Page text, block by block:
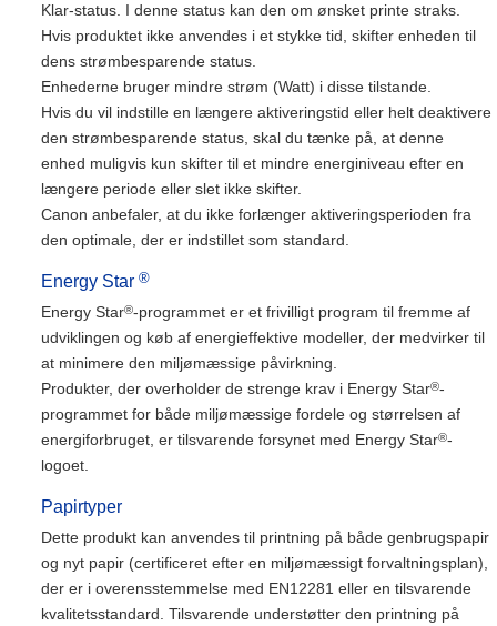
Klar-status. I denne status kan den om ønsket printe straks.
Hvis produktet ikke anvendes i et stykke tid, skifter enheden til
dens strømbesparende status.
Enhederne bruger mindre strøm (Watt) i disse tilstande.
Hvis du vil indstille en længere aktiveringstid eller helt deaktivere
den strømbesparende status, skal du tænke på, at denne
enhed muligvis kun skifter til et mindre energiniveau efter en
længere periode eller slet ikke skifter.
Canon anbefaler, at du ikke forlænger aktiveringsperioden fra
den optimale, der er indstillet som standard.
Energy Star ®
Energy Star®-programmet er et frivilligt program til fremme af
udviklingen og køb af energieffektive modeller, der medvirker til
at minimere den miljømæssige påvirkning.
Produkter, der overholder de strenge krav i Energy Star®-
programmet for både miljømæssige fordele og størrelsen af
energiforbruget, er tilsvarende forsynet med Energy Star®-
logoet.
Papirtyper
Dette produkt kan anvendes til printning på både genbrugspapir
og nyt papir (certificeret efter en miljømæssigt forvaltningsplan),
der er i overensstemmelse med EN12281 eller en tilsvarende
kvalitetsstandard. Tilsvarende understøtter den printning på